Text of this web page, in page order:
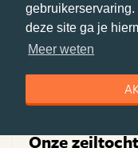
deze site ga je
Meer weten
Natuurliefhebbers,
Cultuurliefhebbers
Onze